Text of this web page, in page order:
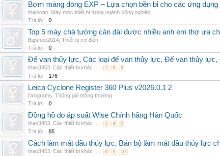
Bơm màng dòng EXP – Lựa chọn bền bỉ cho các ứng
thaihoan Máy móc thiết bị trong ngành công nghiệp
Trả lời:
0
Top 5 máy chà tường cán dài được nhiều anh em thợ ưa
Bigshop2014 Thiết bị cơ điện
Trả lời:
0
Đế van thủy lực, Các loại đế van thủy lực, Đế van thủy
thao3453 Các thiết bị khác ... 7 8 9
Trả lời: 176
Leica Cyclone Register 360 Plus v2026.0.1 2
Drograms Thông gió thông thường
Trả lời:
0
Đồng hồ đo áp suất Wise Chính hãng Hàn Quốc
thao3453 Các thiết bị khác ... 3 4 5
Trả lời: 85
Cách làm mát dầu thủy lực, Bán bộ làm mát dầu thủy lực
thao3453 Các thiết bị khác ... 8 9 10